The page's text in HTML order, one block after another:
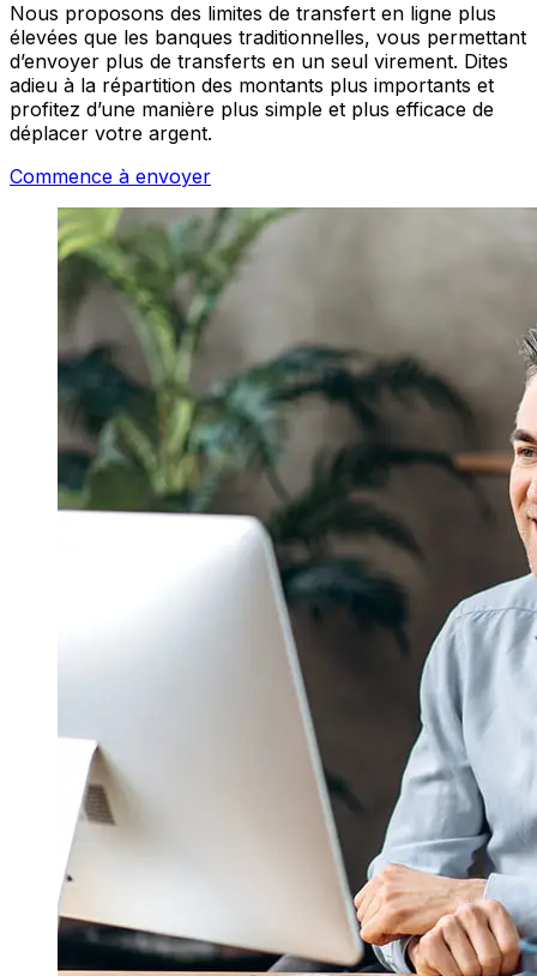
Nous proposons des limites de transfert en ligne plus
élevées que les banques traditionnelles, vous permettant
d’envoyer plus de transferts en un seul virement. Dites
adieu à la répartition des montants plus importants et
profitez d’une manière plus simple et plus efficace de
déplacer votre argent.
Commence à envoyer